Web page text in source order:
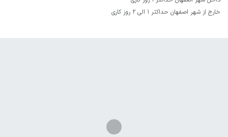
خارج از شهر اصفهان حداکثر 1 الی 2 روز کاری